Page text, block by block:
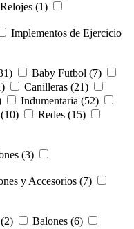
Relojes (1)
Implementos de Ejercicio
Baby Futbol (7)
Canilleras (21)
Indumentaria (52)
Redes (15)
(3)
y Accesorios (7)
Balones (6)